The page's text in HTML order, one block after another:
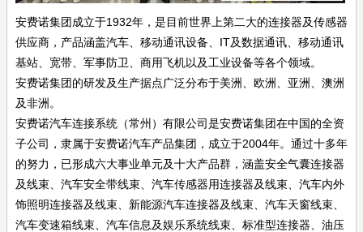
安费诺集团成立于1932年，是目前世界上第二大的连接器及传感器
供应商，产品涵盖汽车、移动通讯设备、IT及数据通讯、移动通讯
基站、宽带、军事防卫、商用飞机以及工业设备等各个领域。
安费诺集团的研发及生产据点广泛分布于美洲、欧洲、亚洲、澳洲
及非洲。
安费诺汽车连接系统（常州）有限公司是安费诺集团在中国的全资
子公司，隶属于安费诺汽车产品集团，成立于2004年。通过十多年
的努力，已形成六大事业单元及十大产品群，涵盖安全气囊连接器
及线束、汽车安全带线束、汽车传感器用连接器及线束、汽车内外
饰照明连接器及线束、新能源汽车连接器及线束、汽车天窗线束、
汽车变速箱线束、汽车信息及娱乐系统线束、标准型连接器、油压